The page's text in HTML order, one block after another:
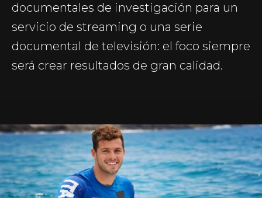
documentales de investigación para un
servicio de streaming o una serie
documental de televisión: el foco siempre
será crear resultados de gran calidad.